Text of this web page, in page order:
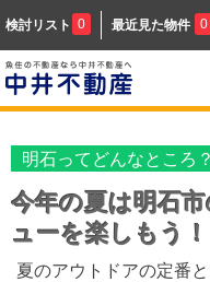
検討リスト 0 最近見た物件 0
明石ってどんなところ？
今年の夏は明石
ューを楽しもう！
夏のアウトドアの定番